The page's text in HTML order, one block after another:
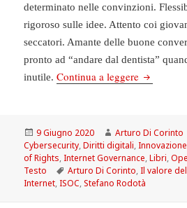
determinato nelle convinzioni.
rigoroso sulle idee. Attento coi
seccatori. Amante delle buone
pronto ad “andare dal dentista”
inutile.Continua a leggere Libro: Il
Scritto
il
9 Giugno 2020 Autore
Arturo Di Corinto
Cybersecurity,Diritti digitali,
of Rights,Internet Governance,Libri,
Testo
Tag
Arturo Di Corinto,Il valore
Internet,ISOC,Stefano Rodotà